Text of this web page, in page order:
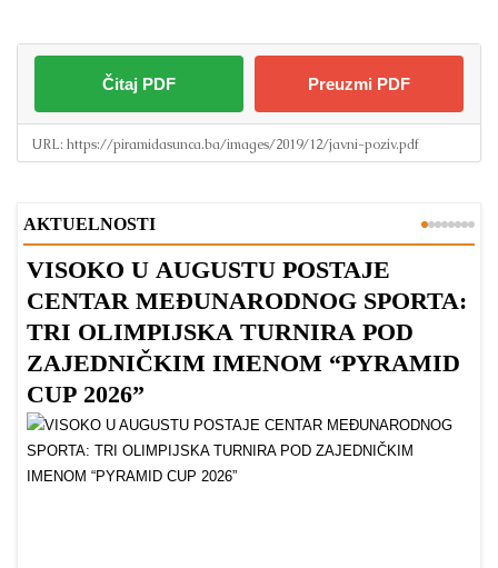
Čitaj PDF Preuzmi PDF
URL: https://piramidasunca.ba/images/2019/12/javni-poziv.pdf
AKTUELNOSTI
VISOKO U AUGUSTU POSTAJE
CENTAR MEĐUNARODNOG SPORTA:
TRI OLIMPIJSKA TURNIRA POD
ZAJEDNIČKIM IMENOM “PYRAMID
CUP 2026”